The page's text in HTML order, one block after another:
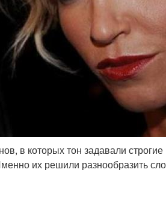
в которых тон задавали
их решили разнообразить